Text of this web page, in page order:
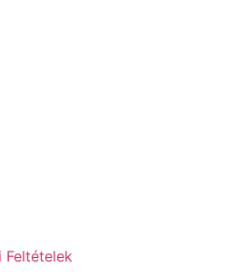
Feltételek